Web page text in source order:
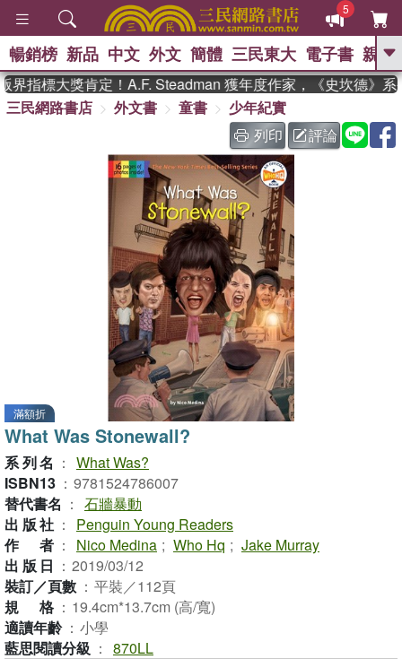
5
GO
熱搜： 東野圭吾 、
、 如果歷史是一群喵 、 暑期
國際布克獎 臺灣漫遊錄 、 方
念華 、 台灣的李登輝時代
孩：黎曼猜想 、 偉大的迷走神經
暢銷榜 新品 中文 外文 簡體 三民東大 電子書 親子
指標大獎肯定！A.F. Steadman 獲年度作家，《史坎德》系
三民網路書店
外文書 童書
少年紀實
列印
評論
滿額折
What Was Stonewall?
系列名 ： What Was?
ISBN13 ： 9781524786007
替代書名 ： 石牆暴動
出版社 ：
Penguin Young Readers
作者 ： Nico Medina ; Who Hq ; Jake Murray
出版日 ： 2019/03/12
裝訂／頁數 ： 平裝／112頁
規格 ： 19.4cm*13.7cm (高/寬)
適讀年齡 ： 小學
藍思閱讀分級 ： 870LL